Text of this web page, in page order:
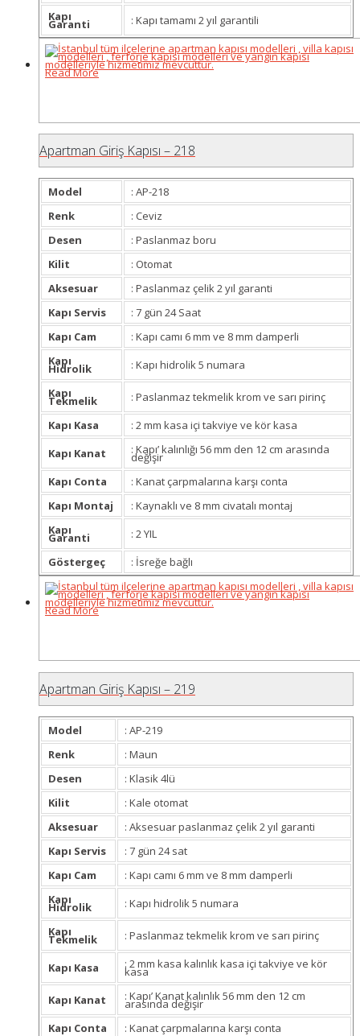
Kapı
Garanti : Kapı tamamı 2 yıl garantili
Read More
Apartman Giriş Kapısı – 218
Model
: AP-218
Renk
: Ceviz
Desen
: Paslanmaz boru
Kilit
: Otomat
Aksesuar
: Paslanmaz çelik 2 yıl garanti
Kapı Servis
: 7 gün 24 Saat
Kapı Cam
: Kapı camı 6 mm ve 8 mm damperli
Kapı
Hidrolik
: Kapı hidrolik 5 numara
Kapı
Tekmelik
: Paslanmaz tekmelik krom ve sarı pirinç
Kapı Kasa
: 2 mm kasa içi takviye ve kör kasa
Kapı Kanat
: Kapı’ kalınlığı 56 mm den 12 cm arasında
değişir
Kapı Conta
: Kanat çarpmalarına karşı conta
Kapı Montaj
: Kaynaklı ve 8 mm civatalı montaj
Kapı
Garanti
: 2 YIL
Göstergeç
: İsreğe bağlı
Read More
Apartman Giriş Kapısı – 219
Model
: AP-219
Renk
: Maun
Desen
: Klasik 4lü
Kilit
: Kale otomat
Aksesuar
: Aksesuar paslanmaz çelik 2 yıl garanti
Kapı Servis
: 7 gün 24 sat
Kapı Cam
: Kapı camı 6 mm ve 8 mm damperli
Kapı
Hidrolik
: Kapı hidrolik 5 numara
Kapı
Tekmelik : Paslanmaz tekmelik krom ve sarı pirinç
Kapı Kasa : 2 mm kasa kalınlık kasa içi takviye ve kör
kasa
Kapı Kanat
: Kapı’ Kanat kalınlık 56 mm den 12 cm
arasında değişir
Kapı Conta
: Kanat çarpmalarına karşı conta